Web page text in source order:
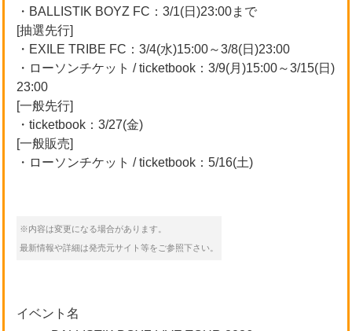
・BALLISTIK BOYZ FC：3/1(日)23:00まで
[抽選先行]
・EXILE TRIBE FC：3/4(水)15:00～3/8(日)23:00
・ローソンチケット / ticketbook：3/9(月)15:00～3/15(日)
23:00
[一般先行]
・ticketbook：3/27(金)
[一般販売]
・ローソンチケット / ticketbook：5/16(土)
※内容は変更になる場合があります。
最新情報や詳細は発売元サイト等をご参照下さい。
イベント名